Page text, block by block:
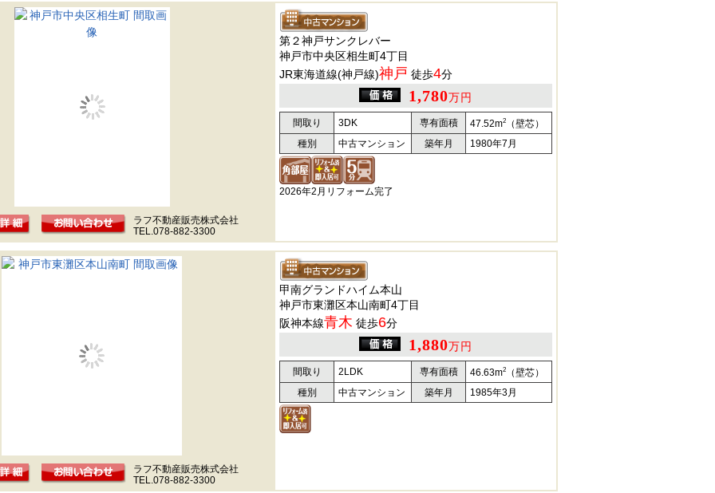
ラフ不動産販売株式会社
TEL.078-882-3300
第２神戸サンクレバー
神戸市中央区相生町4丁目
JR東海道線(神戸線)神戸 徒歩4分
1,780万円
間取り 3DK 専有面積 47.52m2
（壁芯）
種別
中古マンション 築年月 1980年7月
2026年2月リフォーム完了
ラフ不動産販売株式会社
TEL.078-882-3300
甲南グランドハイム本山
神戸市東灘区本山南町4丁目
阪神本線青木 徒歩6分
1,880万円
間取り 2LDK 専有面積 46.63m2
（壁芯）
種別
中古マンション 築年月 1985年3月